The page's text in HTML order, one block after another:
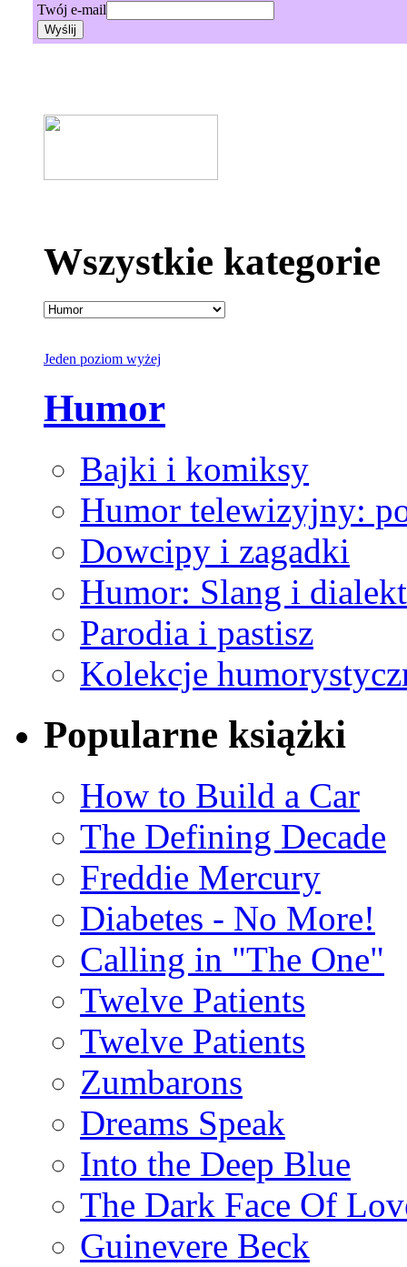
Twój e-mail
Wszystkie kategorie
Jeden poziom wyżej
Humor
Bajki i komiksy
Humor telewizyjny:
Dowcipy i zagadki
Humor: Slang i dialekt
Parodia i pastisz
Kolekcje
Popularne książki
How to Build a Car
The Defining Decade
Freddie Mercury
Diabetes - No More!
Calling in "The One"
Twelve Patients
Twelve Patients
Zumbarons
Dreams Speak
Into the Deep Blue
The Dark Face Of
Guinevere Beck